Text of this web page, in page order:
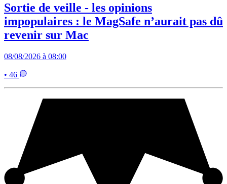
Sortie de veille - les opinions
impopulaires : le MagSafe n’aurait pas dû
revenir sur Mac
08/08/2026 à 08:00
• 46